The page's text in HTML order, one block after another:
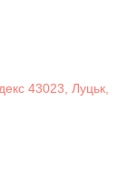
43023, Луцьк,